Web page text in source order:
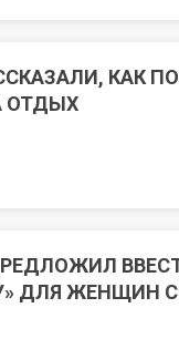
КАК
ОТДЫХ
ДЛЯ ЖЕНЩИН